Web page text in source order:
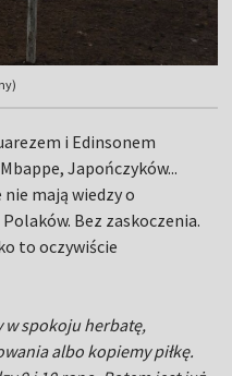
i Edinsonem
Japończyków...
mają wiedzy o
Bez zaskoczenia.
to oczywiście
w spokoju herbatę,
albo kopiemy piłkę.